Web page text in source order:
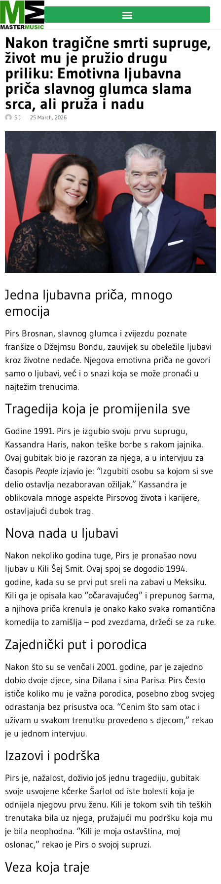
Nakon tragične smrti supruge,
život mu je pružio drugu
priliku: Emotivna ljubavna
priča slavnog glumca slama
srca, ali pruža i nadu
S J 25 March, 2026
Jedna ljubavna priča, mnogo
emocija
Pirs Brosnan, slavnog glumca i zvijezdu poznate
franšize o Džejmsu Bondu, zauvijek su obeležile ljubavi
kroz životne nedaće. Njegova emotivna priča ne govori
samo o ljubavi, već i o snazi koja se može pronaći u
najtežim trenucima.
Tragedija koja je promijenila sve
Godine 1991. Pirs je izgubio svoju prvu suprugu,
Kassandra Haris, nakon teške borbe s rakom jajnika.
Ovaj gubitak bio je razoran za njega, a u intervjuu za
časopis People izjavio je: “Izgubiti osobu sa kojom si sve
delio ostavlja nezaboravan ožiljak.” Kassandra je
oblikovala mnoge aspekte Pirsovog života i karijere,
ostavljajući dubok trag.
Nova nada u ljubavi
Nakon nekoliko godina tuge, Pirs je pronašao novu
ljubav u Kili Šej Smit. Ovaj spoj se dogodio 1994.
godine, kada su se prvi put sreli na zabavi u Meksiku.
Kili ga je opisala kao “očaravajućeg” i prepunog šarma,
a njihova priča krenula je onako kako svaka romantična
komedija to zamišlja – pod zvezdama, držeći se za ruke.
Zajednički put i porodica
Nakon što su se venčali 2001. godine, par je zajedno
dobio dvoje djece, sina Dilana i sina Parisa. Pirs često
ističe koliko mu je važna porodica, posebno zbog svojeg
odrastanja bez prisustva oca. “Cenim što sam otac i
uživam u svakom trenutku provedeno s djecom,” rekao
je u jednom intervjuu.
Izazovi i podrška
Pirs je, nažalost, doživio još jednu tragediju, gubitak
svoje usvojene kćerke Šarlot od iste bolesti koja je
odnijela njegovu prvu ženu. Kili je tokom svih tih teških
trenutaka bila uz njega, pružajući mu podršku koja mu
je bila neophodna. “Kili je moja ostavština, moj
oslonac,” rekao je Pirs o svojoj supruzi.
Veza koja traje